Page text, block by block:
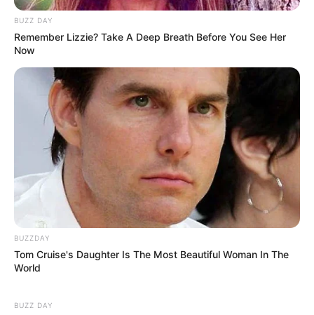
The Videos Of Hillary Clinton That Stunned Everyone
BUZZ DAY
Remember Lizzie? Take A Deep Breath Before You See Her
Now
BUZZDAY
Tom Cruise's Daughter Is The Most Beautiful Woman In The
World
BUZZ DAY